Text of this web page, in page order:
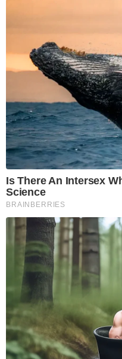
Is There An Intersex
Science
BRAINBERRIES